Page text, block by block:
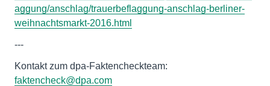
aggung/anschlag/trauerbeflaggung-anschlag-berliner-
weihnachtsmarkt-2016.html
---
Kontakt zum dpa-Faktencheckteam:
faktencheck@dpa.com